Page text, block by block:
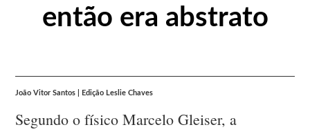
então era abstrato
João Vitor Santos | Edição Leslie Chaves
Segundo o físico Marcelo Gleiser, a